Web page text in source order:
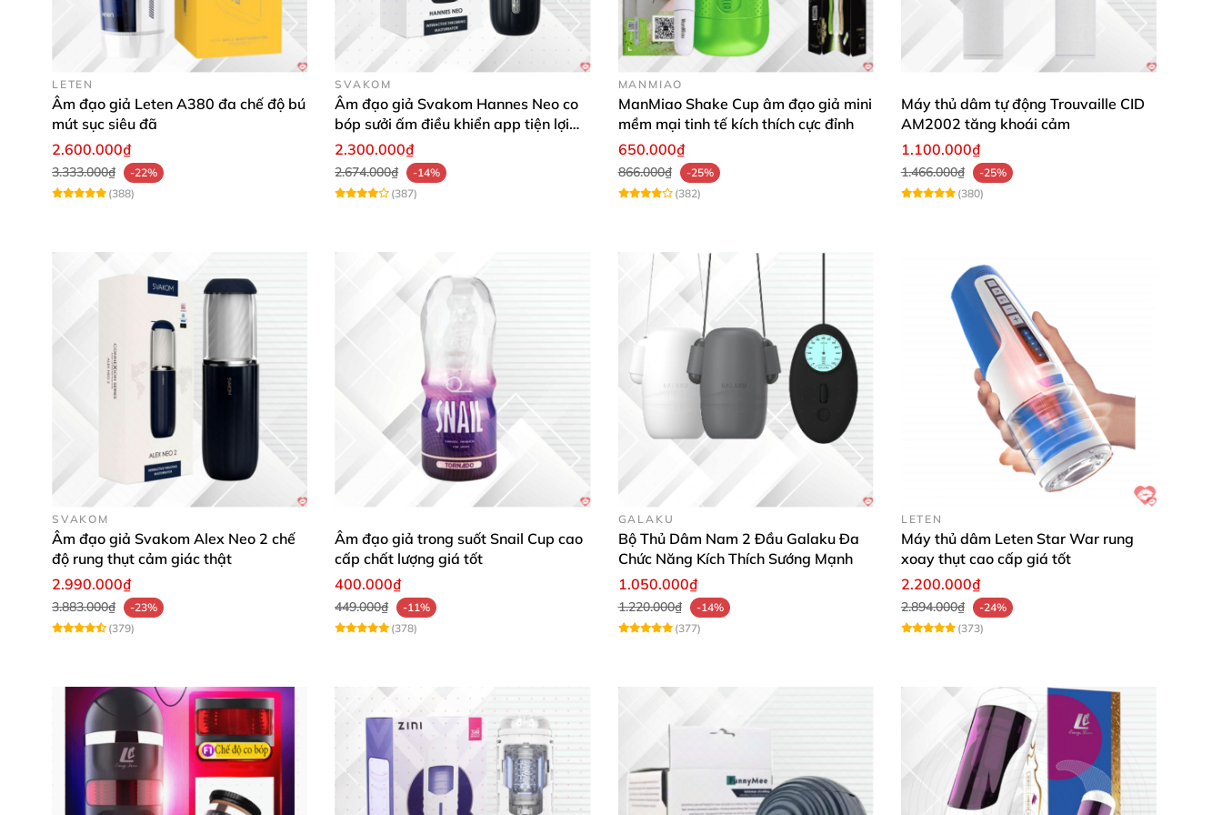
Cấu tạovà chức năngcủa Tenga Air Tech
Chất liệu chính làm nên cốc thủ dâm Tenga Air là ABS +silicon cao cấp, đạt chuẩn y tế đảm bảo an toàn với sức khỏe con người
. Các bạn nam cứ an
tâm thủ dâm thoải mái
, không lo kích ứng da.
Cấu tạo phức tạp bên trong lõi âm đạo gồm các hình kỳ dị , bi lồi lõm… Giúp người sử dụng có được sự sung sướng đỉnh cao hơn
dương vật cọ vào âm đạo theo động tác thụt ra vào
, cảm giác không thua kém gì như đang quan hệ với một cô nàng nóng bỏng thực sự.
và sọc dây màu xám mang lại vẻ đẹp tổng thể hài hòa.
Cốc Tenga Air Tech nhỏ gọn dạng cầm tay, có phần giữa lõm vào tạo sự chắc chắn
Cốc này tự sướng bằng tay không cần dùng pin hay sạc , rất tiện lợi bỏ túi để mang theo sử dụng khi đang đi công tác xa hoặc du lịch. Ngại quan hệ
LETEN
Âm đạo giả Leten A380 đa chế độ bú
mút sục siêu đã
2.600.000₫
3.333.000₫
-22%
(388)
SVAKOM
Âm đạo giả Svakom Hannes Neo co
bóp sưởi ấm điều khiển app tiện lợi
kích thích mạnh mẽ
2.300.000₫
2.674.000₫
-14%
(387)
MANMIAO
ManMiao Shake Cup âm đạo giả mini
mềm mại tinh tế kích thích cực đỉnh
650.000₫
866.000₫
-25%
(382)
Máy thủ dâm tự động Trouvaille CID
AM2002 tăng khoái cảm
1.100.000₫
1.466.000₫
-25%
(380)
SVAKOM
Âm đạo giả Svakom Alex Neo 2 chế
độ rung thụt cảm giác thật
2.990.000₫
3.883.000₫
-23%
(379)
Âm đạo giả trong suốt Snail Cup cao
cấp chất lượng giá tốt
400.000₫
449.000₫
-11%
(378)
GALAKU
Bộ Thủ Dâm Nam 2 Đầu Galaku Đa
Chức Năng Kích Thích Sướng Mạnh
1.050.000₫
1.220.000₫
-14%
(377)
LETEN
Máy thủ dâm Leten Star War rung
xoay thụt cao cấp giá tốt
2.200.000₫
2.894.000₫
-24%
(373)